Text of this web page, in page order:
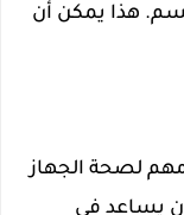
هذا يمكن أن
لصحة الجهاز
يساعد في